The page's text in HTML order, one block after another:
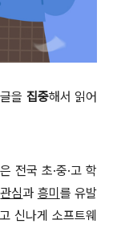
을 집중해서 읽어
은 전국 초·중·고 학
관심과 흥미 를 유발
신나게 소프트웨